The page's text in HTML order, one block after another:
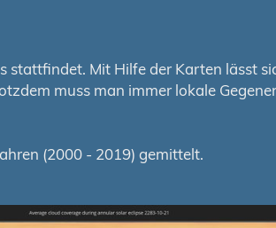
stattfindet. Mit Hilfe der Karten lässt
muss man immer lokale
(2000 - 2019) gemittelt.